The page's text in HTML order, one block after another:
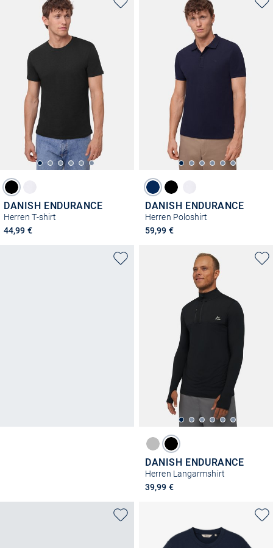
DANISH ENDURANCE
Herren T-shirt
44,99 €
DANISH ENDURANCE
Herren Poloshirt
59,99 €
DANISH ENDURANCE
Herren Langarmshirt
39,99 €